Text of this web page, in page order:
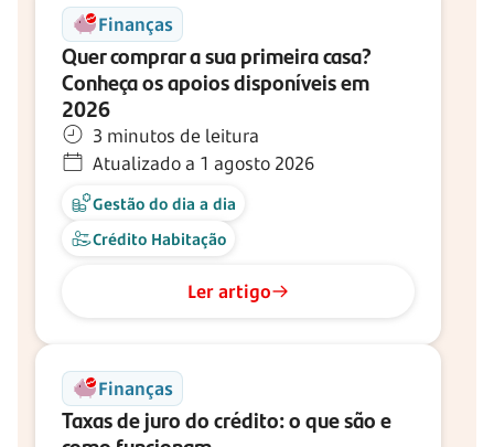
Finanças
Quer comprar a sua primeira casa?
Conheça os apoios disponíveis em
2026
3 minutos de leitura
Atualizado a 1 agosto 2026
Gestão do dia a dia
Crédito Habitação
Ler artigo
Finanças
Taxas de juro do crédito: o que são e